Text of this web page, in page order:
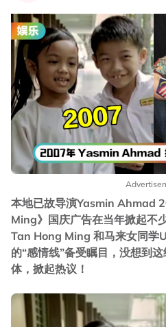
本地已故导演Yasmin Ahmad
Ming》国庆广告在当年掀起不
Tan Hong Ming 和马来女同学
的“感情线”备受瞩目，没想到
体，掀起热议！